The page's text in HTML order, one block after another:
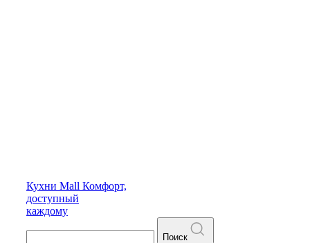
Кухни Mall Комфорт,
доступный
каждому
Поиск